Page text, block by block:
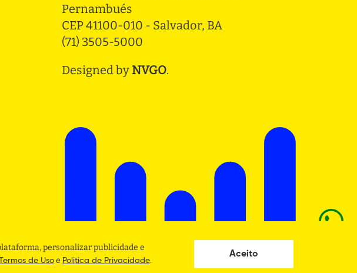
Pernambués
CEP 41100-010 - Salvador, BA
(71) 3505-5000
Designed by NVGO.
personalizar publicidade e
de Usoe Politica de Privacidade.
Aceito